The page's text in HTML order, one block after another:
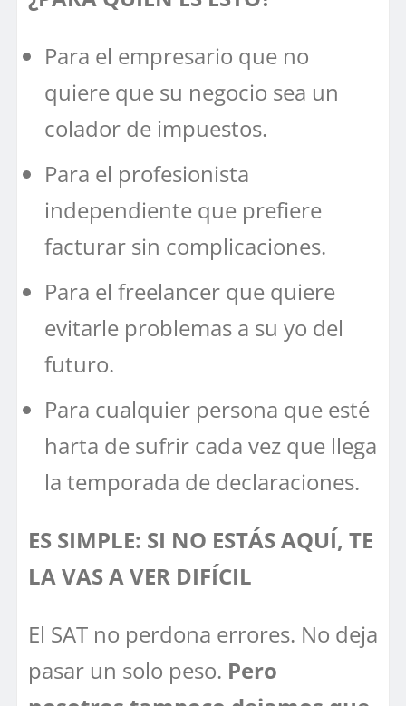
Para el empresario que no
quiere que su negocio sea un
colador de impuestos.
Para el profesionista
independiente que prefiere
facturar sin complicaciones.
Para el freelancer que quiere
evitarle problemas a su yo del
futuro.
Para cualquier persona que esté
harta de sufrir cada vez que llega
la temporada de declaraciones.
ES SIMPLE: SI NO ESTÁS AQUÍ, TE
LA VAS A VER DIFÍCIL
El SAT no perdona errores. No deja
pasar un solo peso. Pero